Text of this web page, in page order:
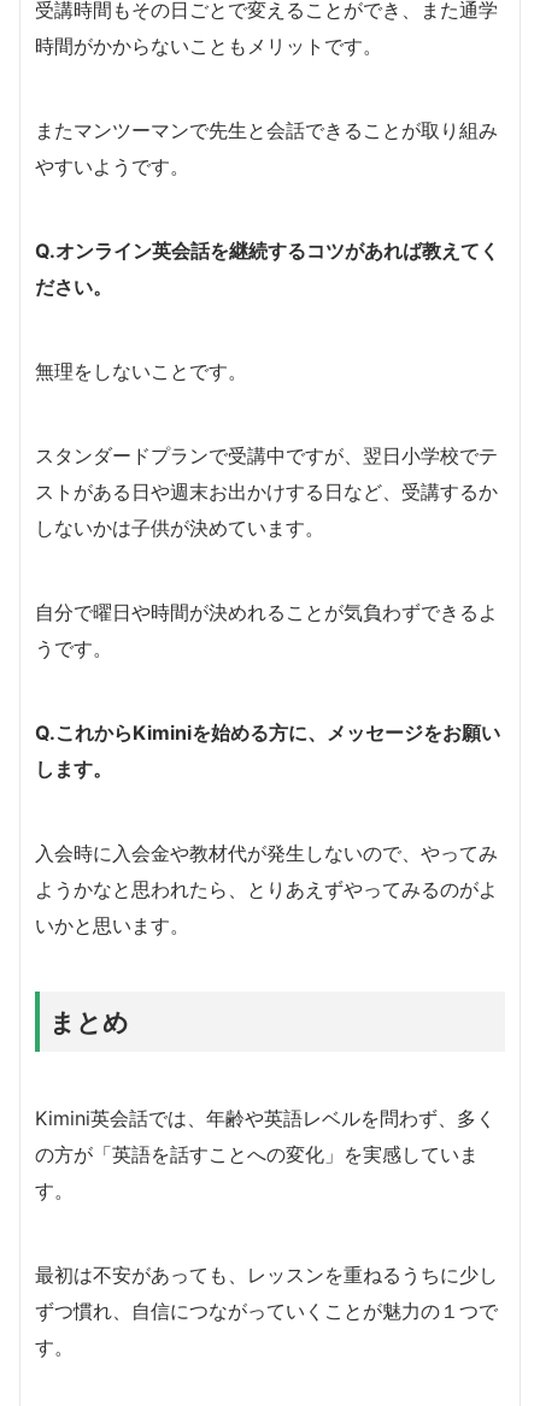
受講時間もその日ごとで変えることができ、また通学
時間がかからないこともメリットです。
またマンツーマンで先生と会話できることが取り組み
やすいようです。
Q.オンライン英会話を継続するコツがあれば教えてく
ださい。
無理をしないことです。
スタンダードプランで受講中ですが、翌日小学校でテ
ストがある日や週末お出かけする日など、受講するか
しないかは子供が決めています。
自分で曜日や時間が決めれることが気負わずできるよ
うです。
Q.これからKiminiを始める方に、メッセージをお願い
します。
入会時に入会金や教材代が発生しないので、やってみ
ようかなと思われたら、とりあえずやってみるのがよ
いかと思います。
まとめ
Kimini英会話では、年齢や英語レベルを問わず、多く
の方が「英語を話すことへの変化」を実感していま
す。
最初は不安があっても、レッスンを重ねるうちに少し
ずつ慣れ、自信につながっていくことが魅力の１つで
す。